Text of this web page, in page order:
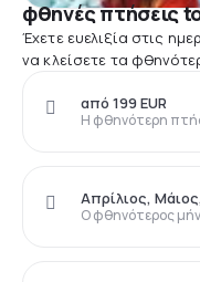
φθηνές πτήσεις
Έχετε ευελιξία στις
να κλείσετε τα
Η φθηνότερη
από 199 EUR
Ο φθηνότερος
Απρίλιος,